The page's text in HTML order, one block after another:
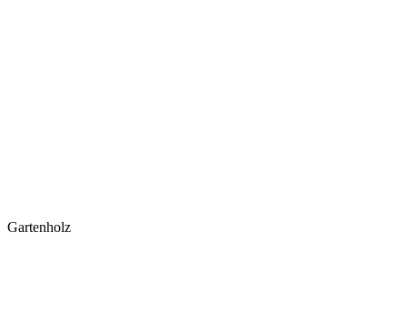
Gartenholz